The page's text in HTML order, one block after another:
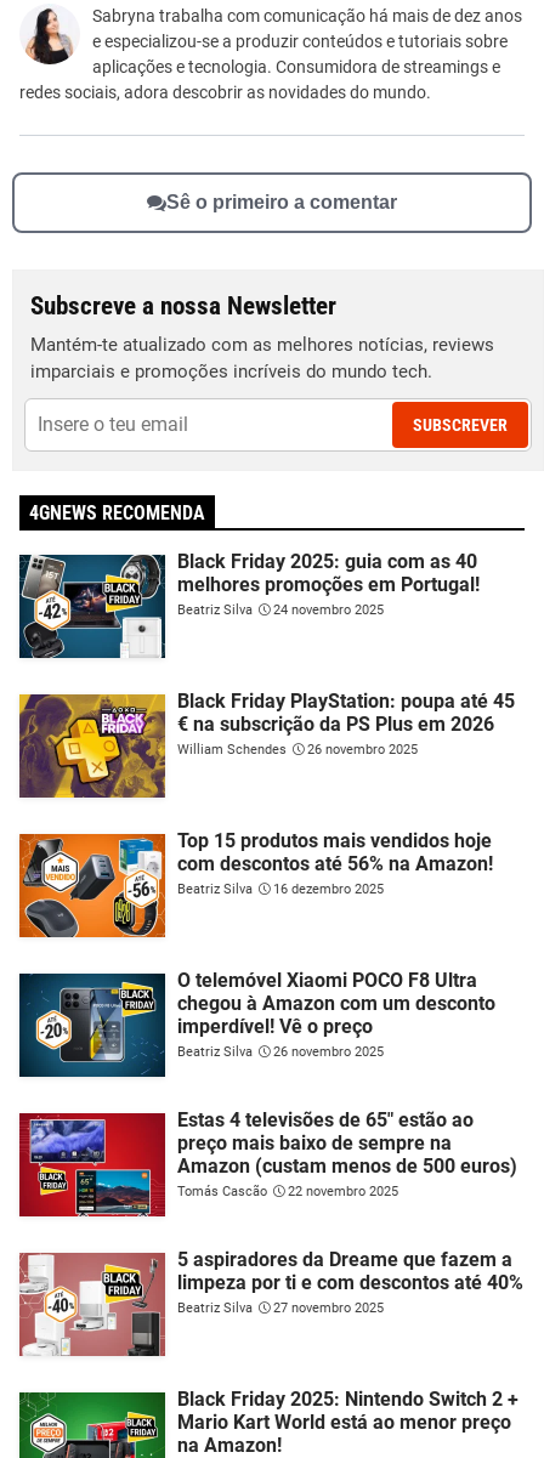
Este conteúdo não tem a informação que procuro
Outro
Sabryna trabalha com comunicação há mais de dez anos
e especializou-se a produzir conteúdos e tutoriais sobre
aplicações e tecnologia. Consumidora de streamings e
redes sociais, adora descobrir as novidades do mundo.
Sê o primeiro a comentar
Subscreve a nossa Newsletter
Mantém-te atualizado com as melhores notícias, reviews
imparciais e promoções incríveis do mundo tech.
SUBSCREVER
4GNEWS RECOMENDA
Black Friday 2025: guia com as 40
melhores promoções em Portugal!
Beatriz Silva 24 novembro 2025
Black Friday PlayStation: poupa até 45
€ na subscrição da PS Plus em 2026
William Schendes 26 novembro 2025
Top 15 produtos mais vendidos hoje
com descontos até 56% na Amazon!
Beatriz Silva 16 dezembro 2025
O telemóvel Xiaomi POCO F8 Ultra
chegou à Amazon com um desconto
imperdível! Vê o preço
Beatriz Silva 26 novembro 2025
Estas 4 televisões de 65" estão ao
preço mais baixo de sempre na
Amazon (custam menos de 500 euros)
Tomás Cascão 22 novembro 2025
5 aspiradores da Dreame que fazem a
limpeza por ti e com descontos até 40%
Beatriz Silva 27 novembro 2025
Black Friday 2025: Nintendo Switch 2 +
Mario Kart World está ao menor preço
na Amazon!